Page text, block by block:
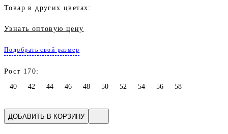
Товар в других цветах:
Узнать оптовую цену
Подобрать свой размер
Рост 170:
40
42 44 46 48 50 52 54 56 58
ДОБАВИТЬ В КОРЗИНУ